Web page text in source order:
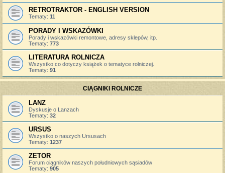
RETROTRAKTOR - ENGLISH VERSION
Tematy: 11
PORADY I WSKAZÓWKI
Porady i wskazówki remontowe, adresy sklepów, itp.
Tematy: 773
LITERATURA ROLNICZA
Wszystko co dotyczy książek o tematyce rolniczej.
Tematy: 91
CIĄGNIKI ROLNICZE
LANZ
Dyskusje o Lanzach
Tematy: 32
URSUS
Wszystko o naszych Ursusach
Tematy: 1237
ZETOR
Forum ciągników naszych południowych sąsiadów
Tematy: 905